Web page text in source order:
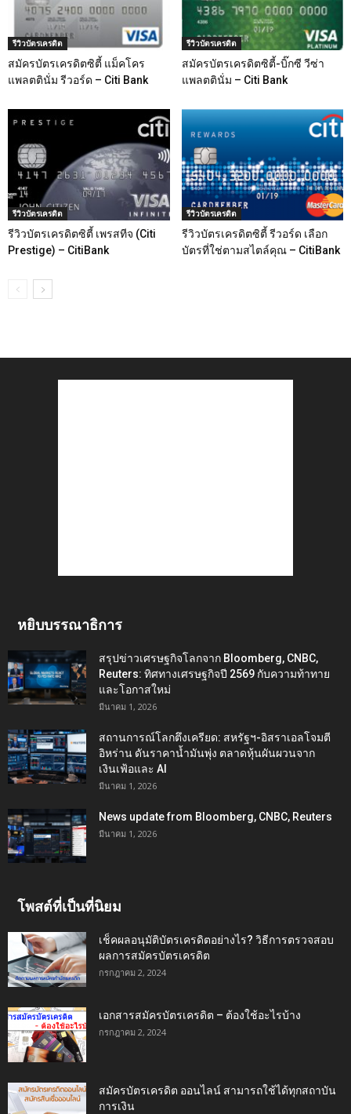
รีวิวบัตรเครดิต
สมัครบัตรเครดิตซิตี้ แม็คโคร
แพลตตินั่ม รีวอร์ด – Citi Bank
รีวิวบัตรเครดิต
สมัครบัตรเครดิตซิตี้-บิ๊กซี วีซ่า
แพลตตินั่ม – Citi Bank
รีวิวบัตรเครดิต
รีวิวบัตรเครดิตซิตี้ เพรสทีจ (Citi
Prestige) – CitiBank
รีวิวบัตรเครดิต
รีวิวบัตรเครดิตซิตี้ รีวอร์ด เลือก
บัตรที่ใช่ตามสไตล์คุณ – CitiBank
หยิบบรรณาธิการ
สรุปข่าวเศรษฐกิจโลกจาก Bloomberg, CNBC,
Reuters: ทิศทางเศรษฐกิจปี 2569 กับความท้าทาย
และโอกาสใหม่
มีนาคม 1, 2026
สถานการณ์โลกตึงเครียด: สหรัฐฯ-อิสราเอลโจมตี
อิหร่าน ดันราคาน้ำมันพุ่ง ตลาดหุ้นผันผวนจาก
เงินเฟ้อและ AI
มีนาคม 1, 2026
News update from Bloomberg, CNBC, Reuters
มีนาคม 1, 2026
โพสต์ที่เป็นที่นิยม
เช็คผลอนุมัติบัตรเครดิตอย่างไร? วิธีการตรวจสอบ
ผลการสมัครบัตรเครดิต
กรกฎาคม 2, 2024
เอกสารสมัครบัตรเครดิต – ต้องใช้อะไรบ้าง
กรกฎาคม 2, 2024
สมัครบัตรเครดิต ออนไลน์ สามารถใช้ได้ทุกสถาบัน
การเงิน